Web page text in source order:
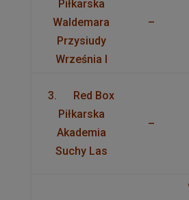
Piłkarska
Waldemara
Przysiudy
Września I
–
3. Red Box
Piłkarska
Akademia
Suchy Las
–